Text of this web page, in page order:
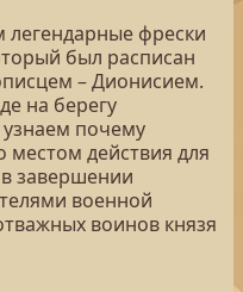
фрески
был расписан
– Дионисием.
на берегу
узнаем почему
действия для
завершении
военной
воинов князя